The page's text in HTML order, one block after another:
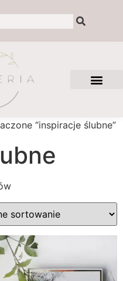
“inspiracje ślubne”